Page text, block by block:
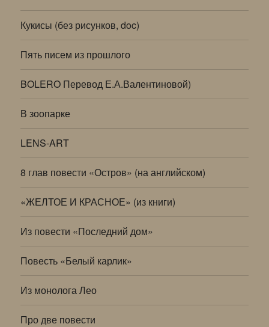
Кукисы (без рисунков, doc)
Пять писем из прошлого
BOLERO Перевод Е.А.Валентиновой)
В зоопарке
LENS-ART
8 глав повести «Остров» (на английском)
«ЖЕЛТОЕ И КРАСНОЕ» (из книги)
Из повести «Последний дом»
Повесть «Белый карлик»
Из монолога Лео
Про две повести